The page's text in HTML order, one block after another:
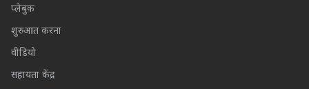
प्लेबुक
शुरुआत करना
वीडियो
सहायता केंद्र